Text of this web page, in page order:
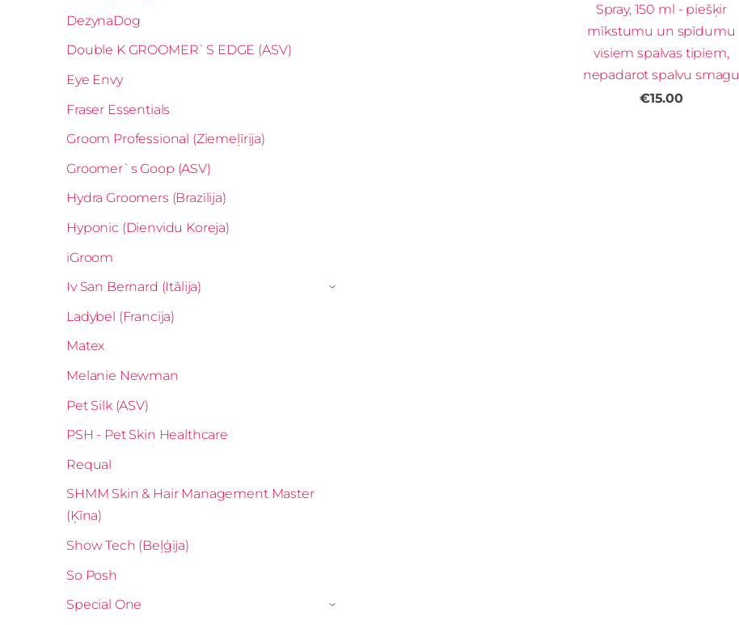
DezynaDog
Double K GROOMER`S EDGE (ASV)
Eye Envy
Fraser Essentials
Groom Professional (Ziemeļīrija)
Groomer`s Goop (ASV)
Hydra Groomers (Brazīlija)
Hyponic (Dienvidu Koreja)
iGroom
Iv San Bernard (Itālija)
›
Ladybel (Francija)
Matex
Melanie Newman
Pet Silk (ASV)
PSH - Pet Skin Healthcare
Requal
SHMM Skin & Hair Management Master
(Ķīna)
Show Tech (Beļģija)
So Posh
Special One
›
Spray, 150 ml - piešķir
mīkstumu un spīdumu
visiem spalvas tipiem,
nepadarot spalvu smagu
€15.00